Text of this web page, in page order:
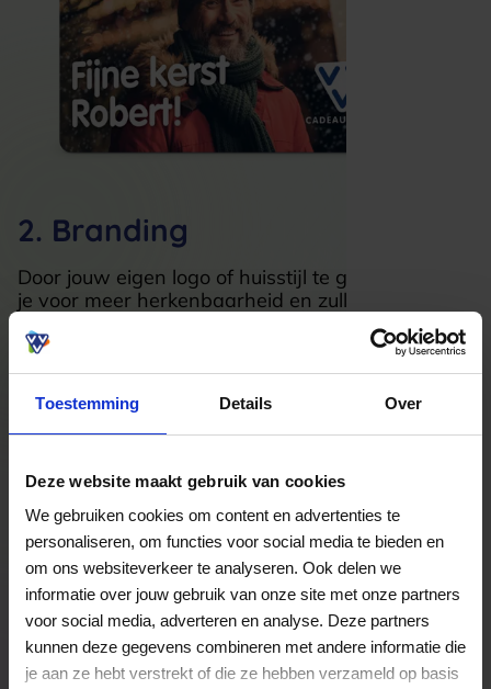
Toestemming Details Over
Deze website maakt gebruik van cookies
We gebruiken cookies om content en advertenties te
personaliseren, om functies voor social media te bieden en
om ons websiteverkeer te analyseren. Ook delen we
informatie over jouw gebruik van onze site met onze partners
voor social media, adverteren en analyse. Deze partners
kunnen deze gegevens combineren met andere informatie die
je aan ze hebt verstrekt of die ze hebben verzameld op basis
2. Branding
Door jouw eigen logo of huisstijl te gebruiken zorg
je voor meer herkenbaarheid en zullen
(potentiële) opdrachtgevers of partners je niet
snel vergeten. Dit zijn 3 tips om jouw
gepersonaliseerde relatiegeschenk nóg sterker te
maken:
1. Verleiden met een mooie verpakking
is het eerste wat de ontvanger ziet en is dus
relatiegeschenk zelf.
2. Voeg een persoonlijk bericht toe
Laat weten dat jullie relatie echt belangrijk is.
Kies alsjeblieft niet voor standaard teksten, maar
steek echt even tijd in een persoonlijk bericht.
3. Bel de ontvanger na